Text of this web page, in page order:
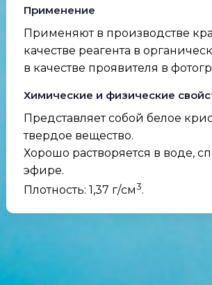
Применение
Применяют в производстве
качестве реагента в
в качестве проявителя в
Химические и физические
Представляет собой белое
твердое вещество.
Хорошо растворяется в воде,
эфире.
Плотность: 1,37 г/см3.